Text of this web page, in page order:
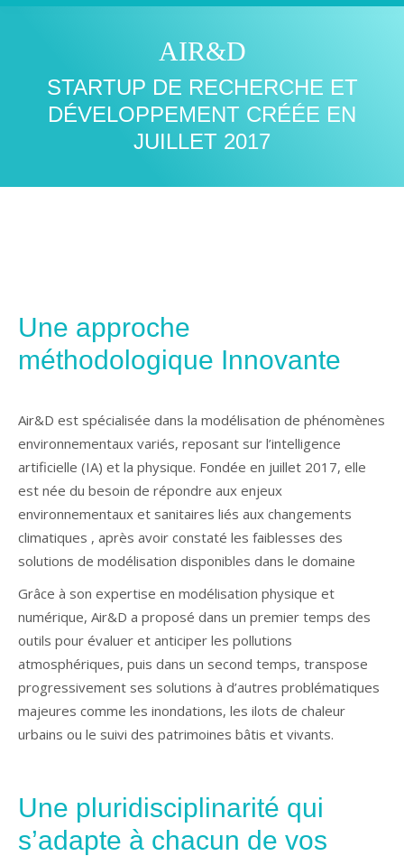
AIR&D
STARTUP DE RECHERCHE ET
DÉVELOPPEMENT CRÉÉE EN
JUILLET 2017
Vous êtes ici :
Une approche
méthodologique Innovante
Air&D est spécialisée dans la modélisation de phénomènes
environnementaux variés, reposant sur l’intelligence
artificielle (IA) et la physique. Fondée en juillet 2017, elle
est née du besoin de répondre aux enjeux
environnementaux et sanitaires liés aux changements
climatiques , après avoir constaté les faiblesses des
solutions de modélisation disponibles dans le domaine
Grâce à son expertise en modélisation physique et
numérique, Air&D a proposé dans un premier temps des
outils pour évaluer et anticiper les pollutions
atmosphériques, puis dans un second temps, transpose
progressivement ses solutions à d’autres problématiques
majeures comme les inondations, les ilots de chaleur
urbains ou le suivi des patrimoines bâtis et vivants.
Une pluridisciplinarité qui
s’adapte à chacun de vos